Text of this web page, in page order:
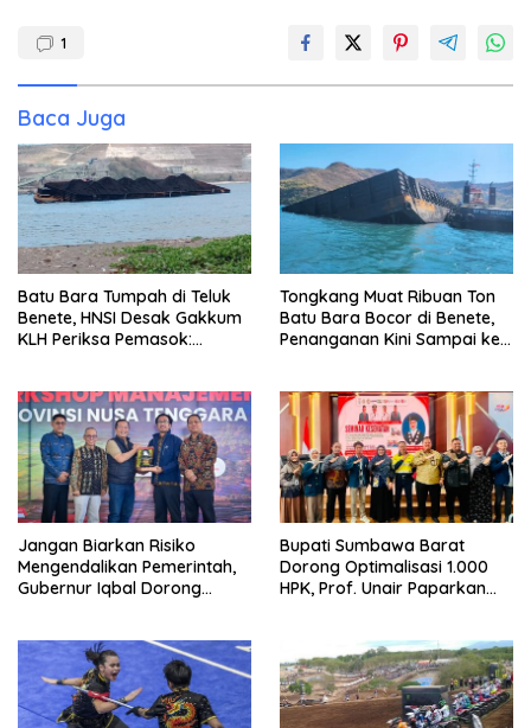
1
Baca Juga
Batu Bara Tumpah di Teluk
Benete, HNSI Desak Gakkum
KLH Periksa Pemasok:
Tongkang Muat Ribuan Ton
Batu Bara Bocor di Benete,
Penanganan Kini Sampai ke
Jangan Biarkan Risiko
Mengendalikan Pemerintah,
Gubernur Iqbal Dorong
Bupati Sumbawa Barat
Dorong Optimalisasi 1.000
HPK, Prof. Unair Paparkan